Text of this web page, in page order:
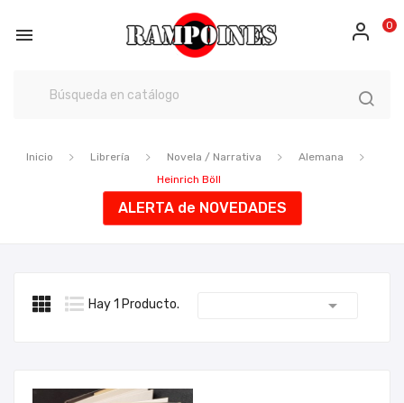
 0
Inicio Librería Novela / Narrativa
Alemana
Heinrich Böll
ALERTA de NOVEDADES
Hay 1 Producto. 